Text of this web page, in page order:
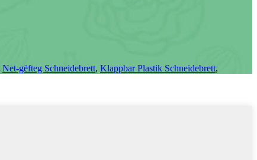
Net-gëfteg Schneidebrett, Klappbar Plastik Schneidebrett,